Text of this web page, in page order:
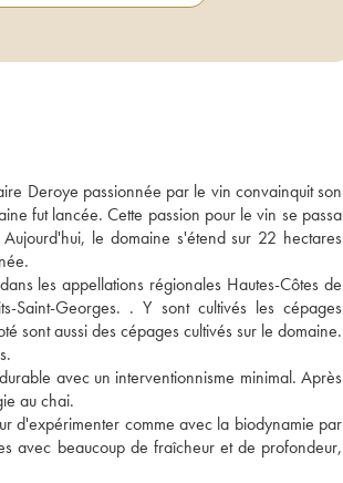
Deroye passionnée par le vin convainquit son
fut lancée. Cette passion pour le vin se passa
le domaine s'étend sur 22 hectares
les appellations régionales Hautes-Côtes de
Saint-Georges. . Y sont cultivés les cépages
sont aussi des cépages cultivés sur le domaine.
avec un interventionnisme minimal. Après
au chai.
d'expérimenter comme avec la biodynamie par
avec beaucoup de fraîcheur et de profondeur,